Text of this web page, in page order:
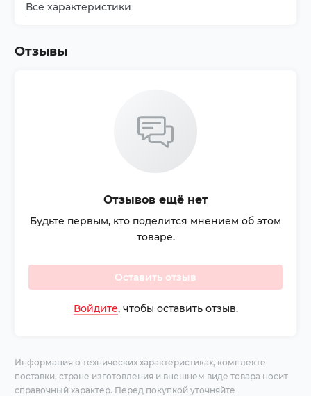
Все характеристики
Отзывы
Отзывов ещё нет
Будьте первым, кто поделится мнением об этом
товаре.
Оставить отзыв
Войдите, чтобы оставить отзыв.
Информация о технических характеристиках, комплекте
поставки, стране изготовления и внешнем виде товара носит
справочный характер. Перед покупкой уточняйте